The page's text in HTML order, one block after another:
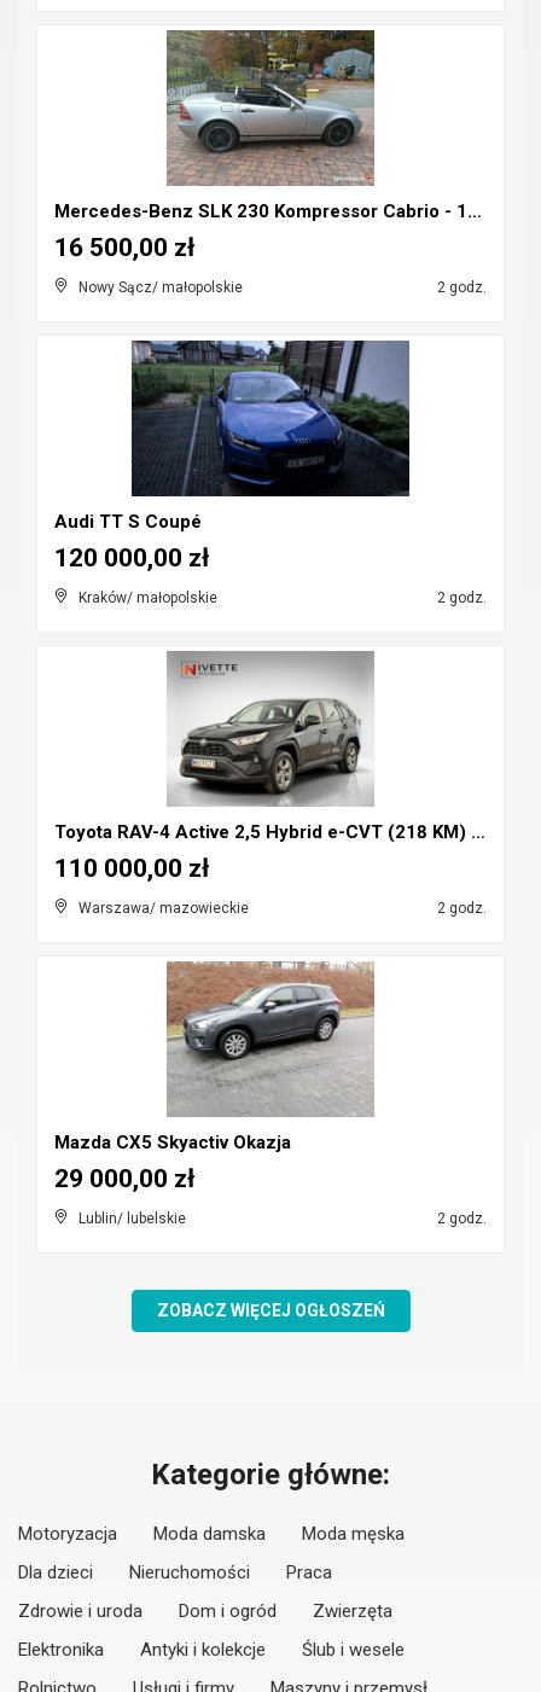
Mercedes-Benz SLK 230 Kompressor Cabrio - 1998r ka...
Nowy Sącz/ małopolskie 2 godz.
16 500,00 zł
Audi TT S Coupé
Kraków/ małopolskie 2 godz.
120 000,00 zł
Toyota RAV-4 Active 2,5 Hybrid e-CVT (218 KM) Salo...
Warszawa/ mazowieckie 2 godz.
110 000,00 zł
Mazda CX5 Skyactiv Okazja
Lublin/ lubelskie 2 godz.
29 000,00 zł
ZOBACZ WIĘCEJ OGŁOSZEŃ
Kategorie główne:
Motoryzacja Moda damska
Moda męska
Dla dzieci
Nieruchomości
Praca
Zdrowie i uroda
Dom i ogród
Zwierzęta
Elektronika
Antyki i kolekcje
Ślub i wesele